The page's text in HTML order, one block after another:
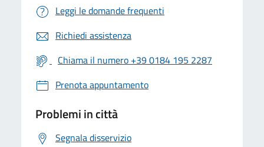
Leggi le domande frequenti
Richiedi assistenza
Chiama il numero +39 0184 195 2287
Prenota appuntamento
Problemi in città
Segnala disservizio